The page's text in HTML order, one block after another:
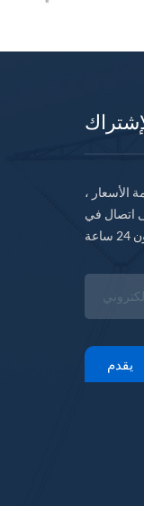
الأسعار ،
اتصال في
يقدم